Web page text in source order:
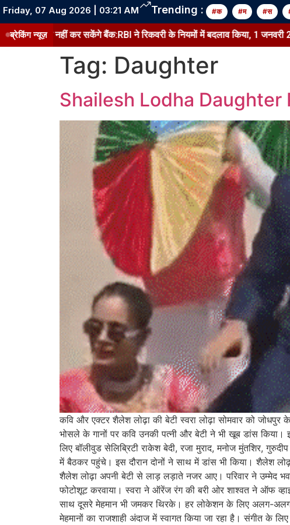
Friday, 07 Aug 2026 | 03:21 AM Trending : #क #म #स
ब्रेकिंग न्यूज़
कर सकेंगे बैंक:RBI ने रिकवरी के नियमों में बदलाव किया, 1 जनवरी 2027 से लागू होंगे
Tag: Daughter
Shailesh Lodha
कवि और एक्टर शैलेश लोढ़ा की बेटी स्वरा लोढ़ा सोमवार को
भोसले के गानों पर कवि उनकी पत्नी और बेटी ने भी खूब डांस किया।
लिए बॉलीवुड सेलिब्रिटी राकेश बेदी, रजा मुराद, मनोज मुंतशिर,
में बैठकर पहुंचे। इस दौरान दोनों ने साथ में डांस भी किया। शैलेश
शैलेश लोढ़ा अपनी बेटी से लाड़ लड़ाते नजर आए। परिवार ने उम्मेद
फोटोशूट करवाया। स्वरा ने ऑरेंज रंग की बरी ओर शाश्वत ने ऑफ
साथ दूसरे मेहमान भी जमकर थिरके। हर लोकेशन के लिए अलग-अलग
मेहमानों का राजशाही अंदाज में स्वागत किया जा रहा है। संगीत के